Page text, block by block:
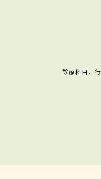
診療科目、